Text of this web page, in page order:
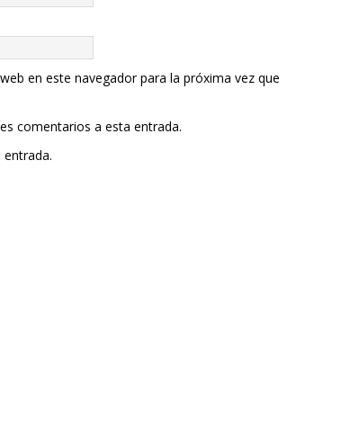
en este navegador para la próxima vez que
comentarios a esta entrada.